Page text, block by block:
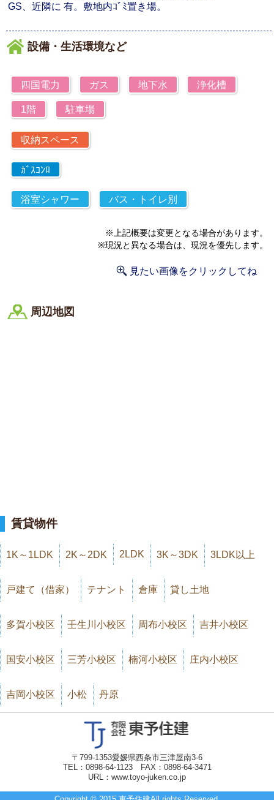
GS、近隣に 有。敷地内ｺﾞﾐ置き場。
設備・生活環境など
四国電力 ガス 地下水 浄化槽
1階 駐車場
収納スペース
ｶﾞｽｺﾝﾛ
浴室シャワー バス・トイレ別
※上記概要は変更となる場合があります。
※現況と異なる場合は、現況を優先します。
見たい画像をクリックしてね
周辺地図
賃貸物件
1K～1LDK 2K～2DK 2LDK 3K～3DK 3LDK以上
戸建て（借家） テナント 倉庫 貸し土地
多賀小校区 壬生川小校区 周布小校区 吉井小校区
国安小校区 三芳小校区 楠河小校区 庄内小校区
吉岡小校区 小松 丹原
〒799-1353愛媛県西条市三津屋南3-6
TEL：0898-64-1123 FAX：0898-64-3471
URL：www.toyo-juken.co.jp